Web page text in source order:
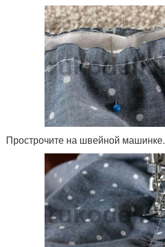
Прострочите на швейной машинке.